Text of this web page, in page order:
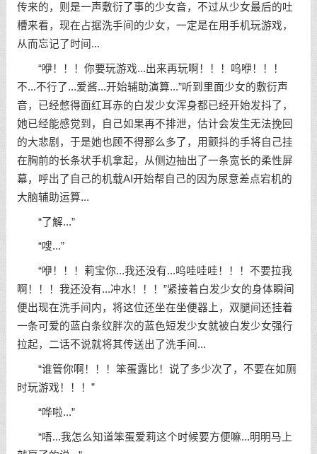
传来的，则是一声敷衍了事的少女音，不过从少女最后的吐
槽来看，现在占据洗手间的少女，一定是在用手机玩游戏，
从而忘记了时间...
“咿！！！你要玩游戏...出来再玩啊！！！呜咿！！！
不...不行了...爱酱...开始辅助演算...”听到里面少女的敷衍声
音，已经憋得面红耳赤的白发少女浑身都已经开始发抖了，
她已经能感觉到，自己如果再不排泄，估计会发生无法挽回
的大悲剧，于是她也顾不得那么多了，用颤抖的手将自己挂
在胸前的长条状手机拿起，从侧边抽出了一条宽长的柔性屏
幕，呼出了自己的机载AI开始帮自己的因为尿意差点宕机的
大脑辅助运算...
“了解...”
“嗖...”
“咿！！！莉宝你...我还没有...呜哇哇哇！！！不要拉我
啊！！！我还没有...冲水！！！”紧接着白发少女的身体瞬间
便出现在洗手间内，将这位还坐在坐便器上，双腿间还挂着
一条可爱的蓝白条纹胖次的蓝色短发少女就被白发少女强行
拉起，二话不说就将其传送出了洗手间...
“谁管你啊！！！笨蛋露比！说了多少次了，不要在如厕
时玩游戏！！！”
“哗啦...”
“唔...我怎么知道笨蛋爱莉这个时候要方便嘛...明明马上